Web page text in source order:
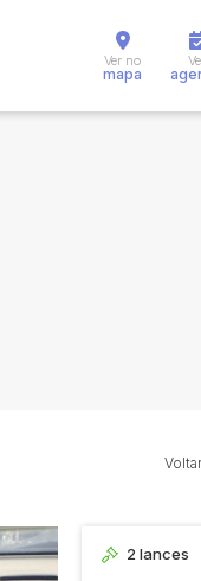
Ver no
mapa
2 lances